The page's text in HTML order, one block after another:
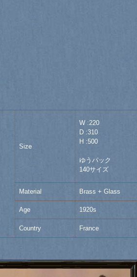
Size
W :220
D :310
H :500
ゆうパック
140サイズ
Material Brass + Glass
Age 1920s
Country France